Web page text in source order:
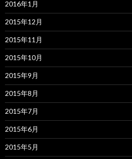
2016年1月
2015年12月
2015年11月
2015年10月
2015年9月
2015年8月
2015年7月
2015年6月
2015年5月